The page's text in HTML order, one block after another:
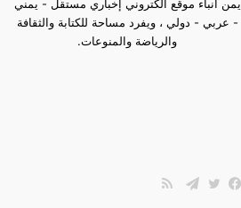
يمن أنباء موقع الكتروني إخباري مستقل - يمني
- عربي - دولي ، ويفرد مساحة للكتابة والثقافة
والرياضة والمنوعات.